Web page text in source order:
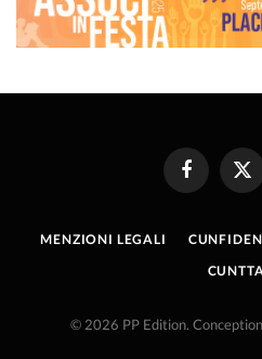
FacebookX
MENZIONI LEGALI
© 2026 PP Edition.